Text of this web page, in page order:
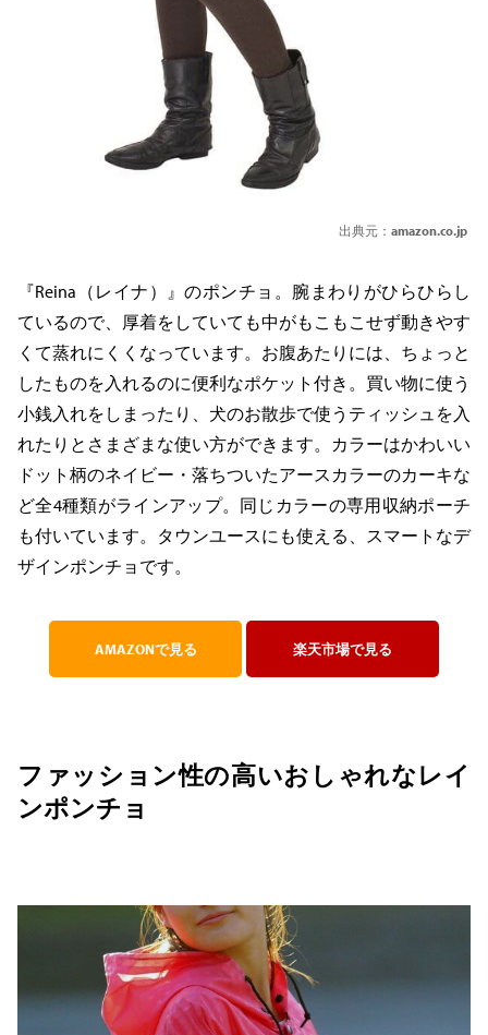
出典元： amazon.co.jp
『Reina（レイナ）』のポンチョ。腕まわりがひらひらし
ているので、厚着をしていても中がもこもこせず動きやす
くて蒸れにくくなっています。お腹あたりには、ちょっと
したものを入れるのに便利なポケット付き。買い物に使う
小銭入れをしまったり、犬のお散歩で使うティッシュを入
れたりとさまざまな使い方ができます。カラーはかわいい
ドット柄のネイビー・落ちついたアースカラーのカーキな
ど全4種類がラインアップ。同じカラーの専用収納ポーチ
も付いています。タウンユースにも使える、スマートなデ
ザインポンチョです。
AMAZONで見る 楽天市場で見る
ファッション性の高いおしゃれなレイ
ンポンチョ